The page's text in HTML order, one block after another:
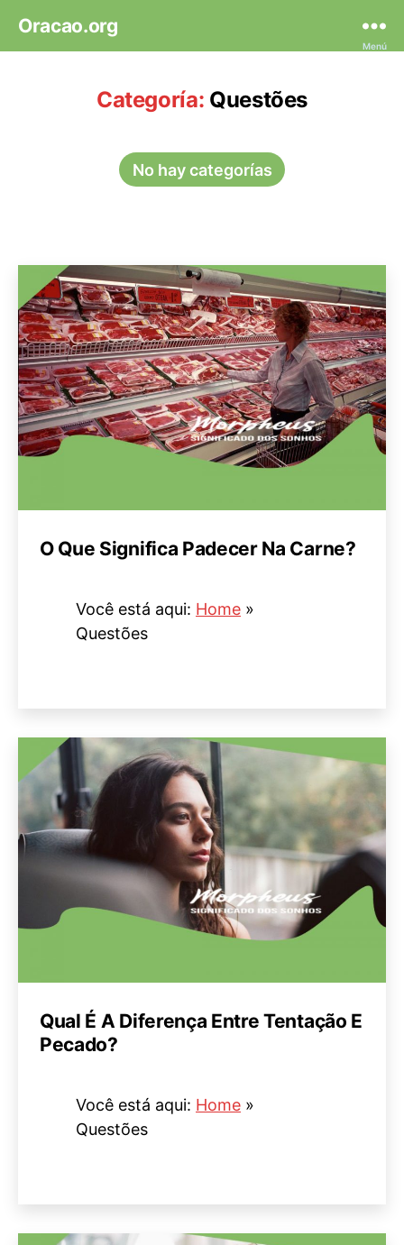
Oracao.org
Menú
Categoría: Questões
No hay categorías
O Que Significa Padecer Na Carne?
Você está aqui: Home »
Questões
Qual É A Diferença Entre Tentação E
Pecado?
Você está aqui: Home »
Questões